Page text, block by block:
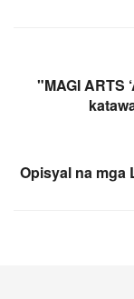
"MAGI ARTS
Opisyal na mga